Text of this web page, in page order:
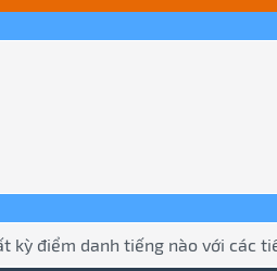
kỳ điểm danh tiếng nào với các